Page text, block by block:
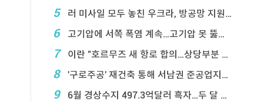
5 러 미사일 모두 놓친 우크라, 방공망 지원 호소
6 고기압에 서쪽 폭염 계속…고기압 못 뚫은 태풍은 상 ...
7 이란 "호르무즈 새 항로 합의…상당부분 이 ...
8 '구로주공' 재건축 통해 서남권 준공업지에 3,28 ...
9 6월 경상수지 497.3억달러 흑자…두 달 연속 역 ...